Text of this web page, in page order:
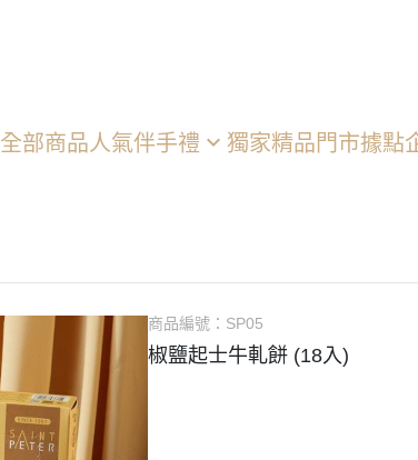
全部商品人氣伴手禮
純乳酪起士條
獨家精品門市據點
商品編號： SP05
椒鹽起士牛軋餅 (18入)